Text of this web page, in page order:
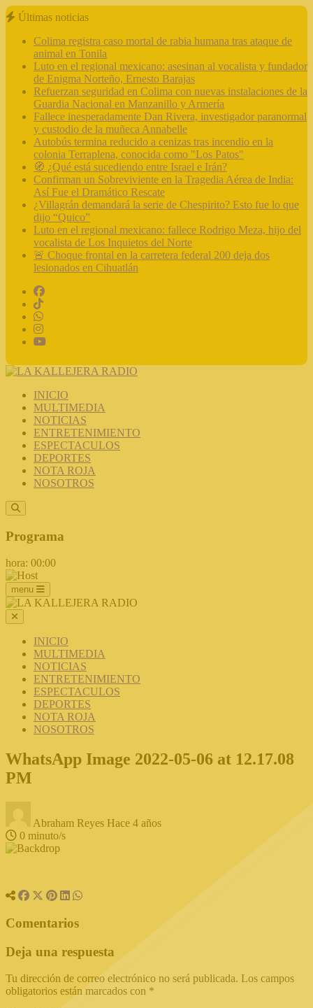
Últimas noticias
Colima registra caso mortal de rabia humana tras ataque de
animal en Tonila
Luto en el regional mexicano: asesinan al vocalista y fundador
de Enigma Norteño, Ernesto Barajas
Refuerzan seguridad en Colima con nuevas instalaciones de la
Guardia Nacional en Manzanillo y Armería
Fallece inesperadamente Dan Rivera, investigador paranormal
y custodio de la muñeca Annabelle
Autobús termina reducido a cenizas tras incendio en la
colonia Terraplena, conocida como "Los Patos"
🧭 ¿Qué está sucediendo entre Israel e Irán?
Confirman un Sobreviviente en la Tragedia Aérea de India:
Así Fue el Dramático Rescate
¿Villagrán demandará la serie de Chespirito? Esto fue lo que
dijo “Quico”
Luto en el regional mexicano: fallece Rodrigo Meza, hijo del
vocalista de Los Inquietos del Norte
🚨 Choque frontal en la carretera federal 200 deja dos
lesionados en Cihuatlán
INICIO
MULTIMEDIA
NOTICIAS
ENTRETENIMIENTO
ESPECTACULOS
DEPORTES
NOTA ROJA
NOSOTROS
Programa
hora: 00:00
menu
INICIO
MULTIMEDIA
NOTICIAS
ENTRETENIMIENTO
ESPECTACULOS
DEPORTES
NOTA ROJA
NOSOTROS
WhatsApp Image 2022-05-06 at 12.17.08
PM
Abraham Reyes Hace 4 años
0 minuto/s
Comentarios
Deja una respuesta
Tu dirección de correo electrónico no será publicada. Los campos
obligatorios están marcados con *